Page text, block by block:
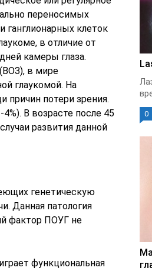
переносимых
ганглионарных клеток
в отличие от
камеры глаза.
в мире
глаукомой. На
причин потери зрения.
В возрасте после 45
развития данной
генетическую
Данная патология
фактор ПОУГ не
функциональная
0